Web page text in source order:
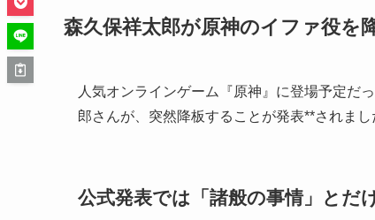
森久保祥太郎が原神のイファ役を
人気オンラインゲーム『原神』に登場予定だ
郎さんが、突然降板することが発表**されまし
公式発表では「諸般の事情」とだ